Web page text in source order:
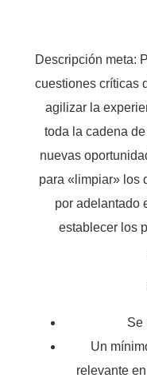
Descripción meta:
cuestiones críticas
agilizar la
toda la cadena
nuevas
para «limpiar» los
por adelantado
establecer los
Se
Un
relevante